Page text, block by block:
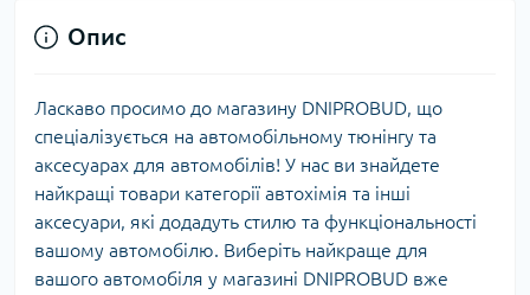
Опис
Ласкаво просимо до магазину DNIPROBUD, що
спеціалізується на автомобільному тюнінгу та
аксесуарах для автомобілів! У нас ви знайдете
найкращі товари категорії автохімія та інші
аксесуари, які додадуть стилю та функціональності
вашому автомобілю. Виберіть найкраще для
вашого автомобіля у магазині DNIPROBUD вже